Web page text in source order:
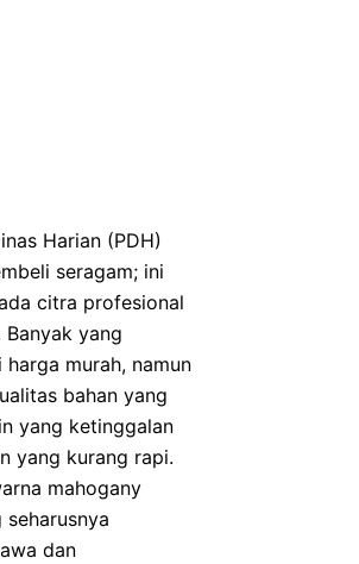
Harian (PDH)
seragam; ini
citra profesional
yang
murah, namun
bahan yang
yang ketinggalan
yang kurang rapi.
mahogany
seharusnya
dan